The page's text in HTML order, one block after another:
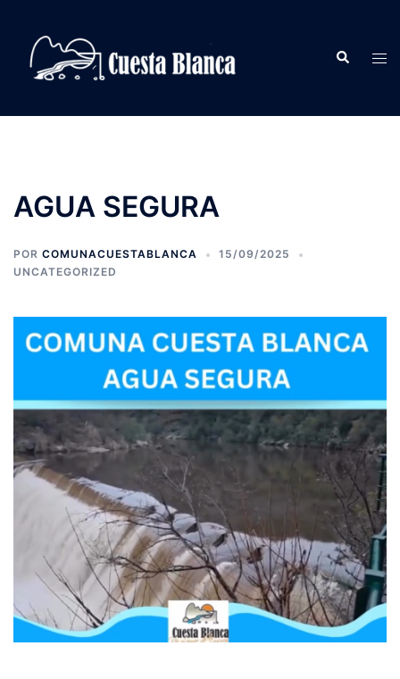
contenido
Buscar
AGUA SEGURA
POR COMUNACUESTABLANCA
15/09/2025
UNCATEGORIZED